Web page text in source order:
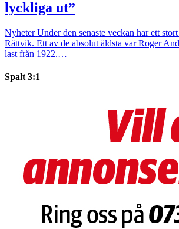
lyckliga ut”
Nyheter Under den senaste veckan har ett
Rättvik. Ett av de absolut äldsta var Roger
last från 1922.…
Spalt 3:1